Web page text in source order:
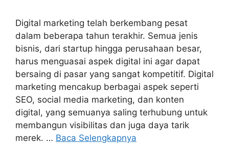
Digital marketing telah berkembang pesat
dalam beberapa tahun terakhir. Semua jenis
bisnis, dari startup hingga perusahaan besar,
harus menguasai aspek digital ini agar dapat
bersaing di pasar yang sangat kompetitif. Digital
marketing mencakup berbagai aspek seperti
SEO, social media marketing, dan konten
digital, yang semuanya saling terhubung untuk
membangun visibilitas dan juga daya tarik
merek. … Baca Selengkapnya